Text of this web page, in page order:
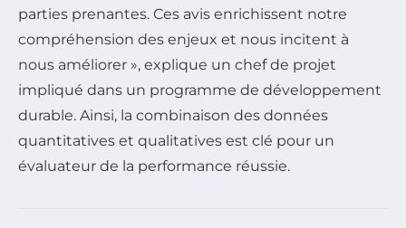
parties prenantes. Ces avis enrichissent notre
compréhension des enjeux et nous incitent à
nous améliorer », explique un chef de projet
impliqué dans un programme de développement
durable. Ainsi, la combinaison des données
quantitatives et qualitatives est clé pour un
évaluateur de la performance réussie.